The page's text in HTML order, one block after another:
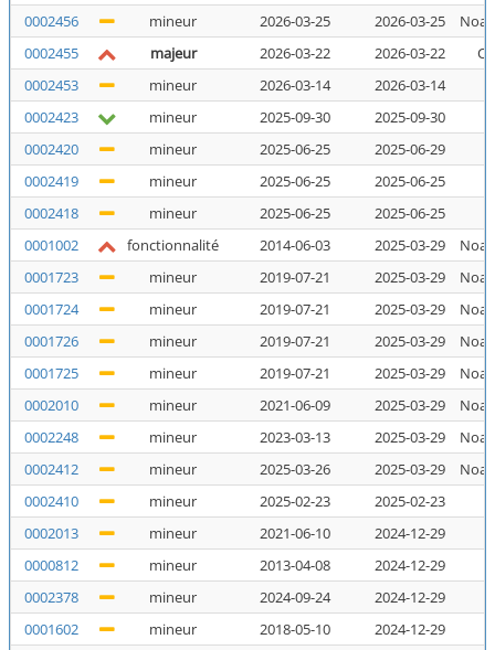
0002456
mineur 2026-03-25 2026-03-25
0002455
majeur 2026-03-22 2026-03-22
0002453
mineur 2026-03-14 2026-03-14
0002423
mineur 2025-09-30 2025-09-30
0002420
mineur 2025-06-25 2025-06-29
0002419
mineur 2025-06-25 2025-06-25
0002418
mineur 2025-06-25 2025-06-25
0001002
fonctionnalité 2014-06-03 2025-03-29
0001723
mineur 2019-07-21 2025-03-29
0001724
mineur 2019-07-21 2025-03-29
0001726
mineur 2019-07-21 2025-03-29
0001725
mineur 2019-07-21 2025-03-29
0002010
mineur 2021-06-09 2025-03-29
0002248
mineur 2023-03-13 2025-03-29
0002412
mineur 2025-03-26 2025-03-29
0002410
mineur 2025-02-23 2025-02-23
0002013
mineur 2021-06-10 2024-12-29
0000812
mineur 2013-04-08 2024-12-29
0002378
mineur 2024-09-24 2024-12-29
0001602
mineur 2018-05-10 2024-12-29